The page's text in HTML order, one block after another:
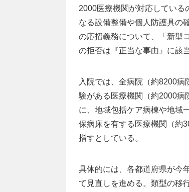
2000医療機関が対応している
なる設備整備や個人防護具の
の応招義務について、「新型
の拒否は『正当な事由』に該
入院では、全病院（約8200
験がある医療機関（約2000
に、地域包括ケア病棟や地域
保病床を有する医療機関（約
指すとしている。
具体的には、各都道府県が今
て見直しを進める。類型の移